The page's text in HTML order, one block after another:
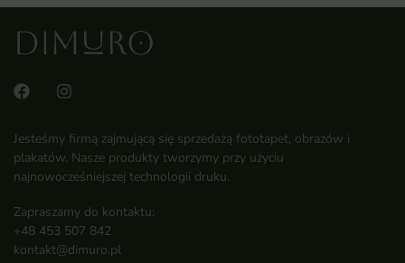
Jesteśmy firmą zajmującą się sprzedażą fototapet, obrazów i
plakatów. Nasze produkty tworzymy przy użyciu
najnowocześniejszej technologii druku.
Zapraszamy do kontaktu:
+48 453 507 842
kontakt@dimuro.pl